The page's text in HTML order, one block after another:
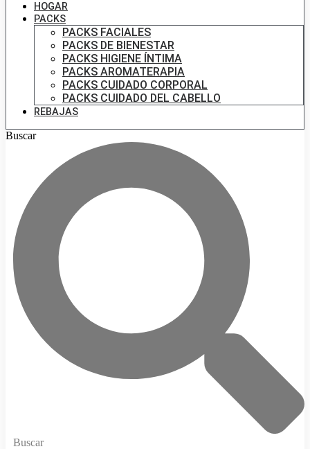
HOGAR
PACKS
PACKS FACIALES
PACKS DE BIENESTAR
PACKS HIGIENE ÍNTIMA
PACKS AROMATERAPIA
PACKS CUIDADO CORPORAL
PACKS CUIDADO DEL CABELLO
REBAJAS
Buscar
Buscar